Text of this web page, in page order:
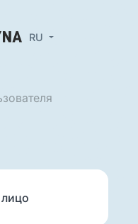
RU